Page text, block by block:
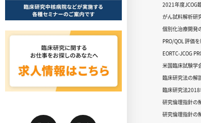
2021年度JCOG
がん試料解析研
個別化治療開発
PRO/QOL 評価
EORTC-JCOG
米国臨床試験学
臨床研究法の解
臨床研究法
研究倫理指針の
研究倫理指針の